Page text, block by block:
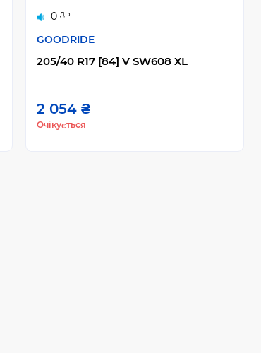
0 дБ
GOODRIDE
205/40 R17 [84] V SW608 XL
2 054 ₴
Очікується